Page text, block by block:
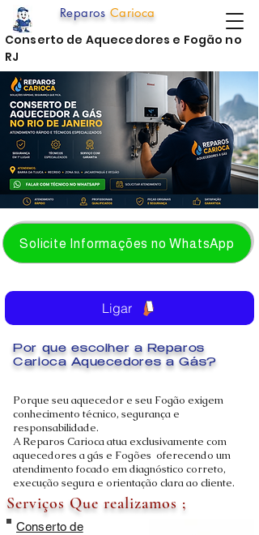
Solicite Informações no WhatsApp
Porque seu aquecedor e seu Fogão exigem
conhecimento técnico, segurança e
responsabilidade.
A Reparos Carioca atua exclusivamente com
aquecedores a gás e Fogões oferecendo um
atendimento focado em diagnóstico correto,
execução segura e orientação clara ao cliente.
Reparos Carioca
Por que escolher a Reparos
Carioca Aquecedores a Gás?
Serviços Que realizamos ;
Conserto de
Ligar
Conserto de Aquecedores e Fogão no
RJ